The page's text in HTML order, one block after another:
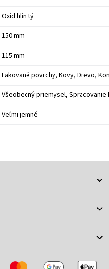
Oxid hlinitý
150 mm
115 mm
Lakované povrchy, Kovy, Drevo,
Všeobecný priemysel,
Veľmi jemné